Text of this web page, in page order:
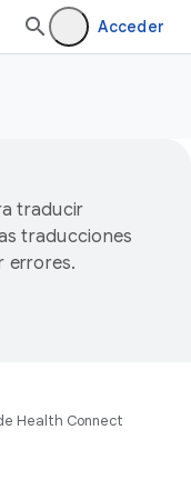
Acceder
traducir
traducciones
errores.
Health Connect